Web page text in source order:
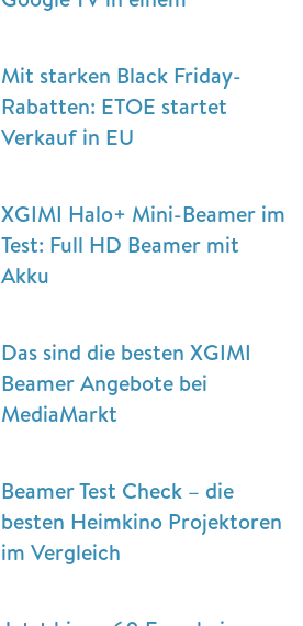
Mit starken Black Friday-
Rabatten: ETOE startet
Verkauf in EU
XGIMI Halo+ Mini-Beamer im
Test: Full HD Beamer mit
Akku
Das sind die besten XGIMI
Beamer Angebote bei
MediaMarkt
Beamer Test Check – die
besten Heimkino Projektoren
im Vergleich